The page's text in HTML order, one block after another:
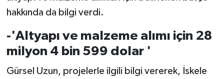
hakkında da bilgi verdi.
-'Altyapı ve malzeme alımı için 28
milyon 4 bin 599 dolar '
Gürsel Uzun, projelerle ilgili bilgi vererek, İskele